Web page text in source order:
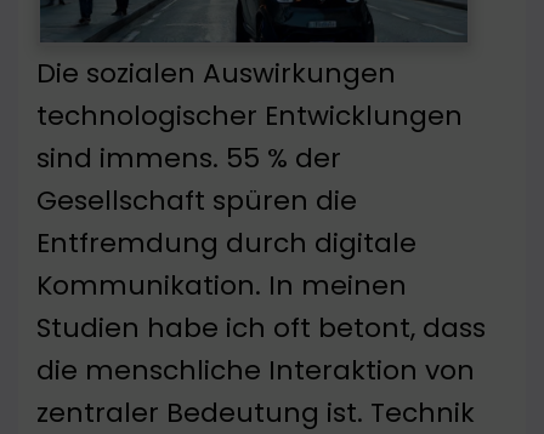
Die sozialen Auswirkungen
technologischer Entwicklungen
sind immens. 55 % der
Gesellschaft spüren die
Entfremdung durch digitale
Kommunikation. In meinen
Studien habe ich oft betont, dass
die menschliche Interaktion von
zentraler Bedeutung ist. Technik